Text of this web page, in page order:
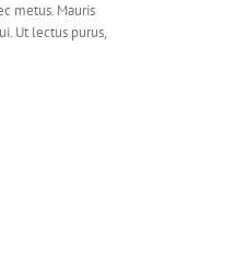
metus. Mauris
Ut lectus purus,